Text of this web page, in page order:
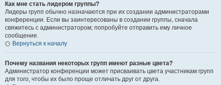
Как мне стать лидером группы?
Лидеры групп обычно назначаются при их создании администраторами
конференции. Если вы заинтересованы в создании группы, сначала
свяжитесь с администратором; попробуйте отправить ему личное
сообщение.
Вернуться к началу
Почему названия некоторых групп имеют разные цвета?
Администратор конференции может присваивать цвета участникам групп
для того, чтобы их было проще отличать друг от друга.